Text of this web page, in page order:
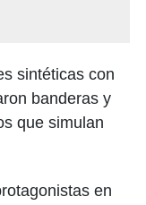
sintéticas con
banderas y
que simulan
en